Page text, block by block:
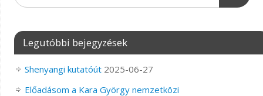
Legutóbbi bejegyzések
Shenyangi kutatóút 2025-06-27
Előadásom a Kara György nemzetközi